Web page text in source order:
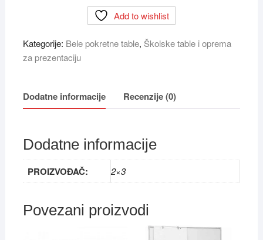
TOS129
90x120
Add to wishlist
Kategorije: Bele pokretne table, Školske table i oprema
za prezentaciju
Dodatne informacije Recenzije (0)
Dodatne informacije
PROIZVOĐAČ: 2×3
Povezani proizvodi